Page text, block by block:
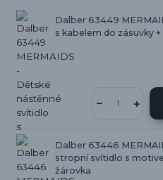
Dalber 63449
s kabelem do zásuvky
Dalber 63446
stropní svítidlo s
žárovka